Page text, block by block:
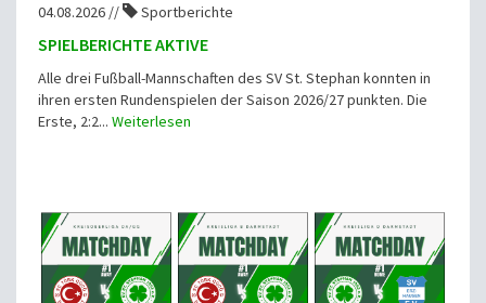
04.08.2026 // Sportberichte
SPIELBERICHTE AKTIVE
Alle drei Fußball-Mannschaften des SV St. Stephan konnten in
ihren ersten Rundenspielen der Saison 2026/27 punkten. Die
Erste, 2:2... Weiterlesen